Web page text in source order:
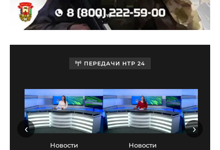
ПЕРЕДАЧИ НТР 24
Новости
Новости
‹ ›